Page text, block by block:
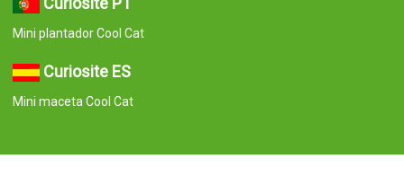
Mini plantador Cool Cat
Curiosite ES
Mini maceta Cool Cat